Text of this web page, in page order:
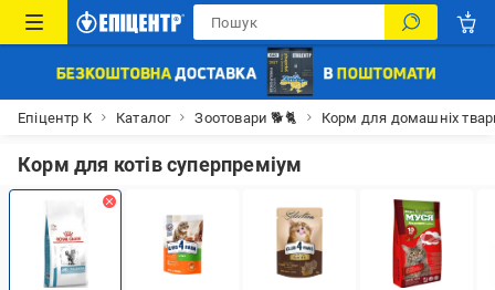
Епіцентр К Каталог Зоотовари 🐕🐈 Корм для домашніх
Корм для котів суперпреміум